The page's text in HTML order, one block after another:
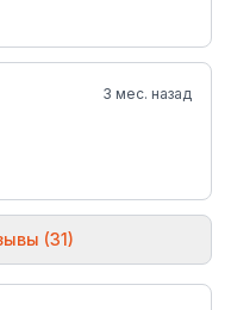
3 мес. назад
(31)